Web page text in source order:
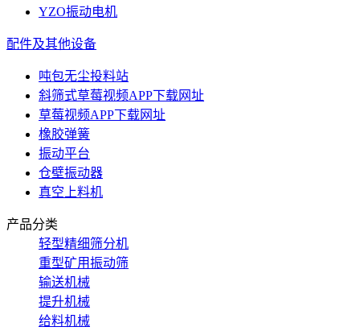
YZO振动电机
配件及其他设备
吨包无尘投料站
斜筛式草莓视频APP下载网址
草莓视频APP下载网址
橡胶弹簧
振动平台
仓壁振动器
真空上料机
产品分类
轻型精细筛分机
重型矿用振动筛
输送机械
提升机械
给料机械